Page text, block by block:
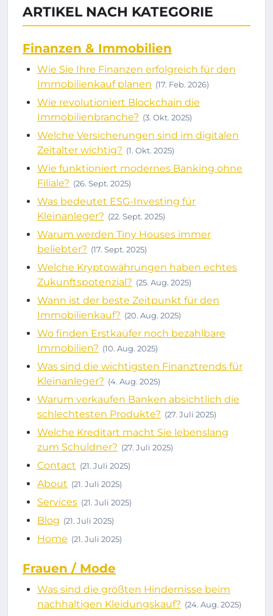
ARTIKEL NACH KATEGORIE
Finanzen & Immobilien
Wie Sie Ihre Finanzen erfolgreich für den
Immobilienkauf planen (17. Feb. 2026)
Wie revolutioniert Blockchain die
Immobilienbranche? (3. Okt. 2025)
Welche Versicherungen sind im digitalen
Zeitalter wichtig? (1. Okt. 2025)
Wie funktioniert modernes Banking ohne
Filiale? (26. Sept. 2025)
Was bedeutet ESG-Investing für
Kleinanleger? (22. Sept. 2025)
Warum werden Tiny Houses immer
beliebter? (17. Sept. 2025)
Welche Kryptowährungen haben echtes
Zukunftspotenzial? (25. Aug. 2025)
Wann ist der beste Zeitpunkt für den
Immobilienkauf? (20. Aug. 2025)
Wo finden Erstkaüfer noch bezahlbare
Immobilien? (10. Aug. 2025)
Was sind die wichtigsten Finanztrends für
Kleinanleger? (4. Aug. 2025)
Warum verkaufen Banken absichtlich die
schlechtesten Produkte? (27. Juli 2025)
Welche Kreditart macht Sie lebenslang
zum Schuldner? (27. Juli 2025)
Contact (21. Juli 2025)
About (21. Juli 2025)
Services (21. Juli 2025)
Blog (21. Juli 2025)
Home (21. Juli 2025)
Frauen / Mode
Was sind die größten Hindernisse beim
nachhaltigen Kleidungskauf? (24. Aug. 2025)